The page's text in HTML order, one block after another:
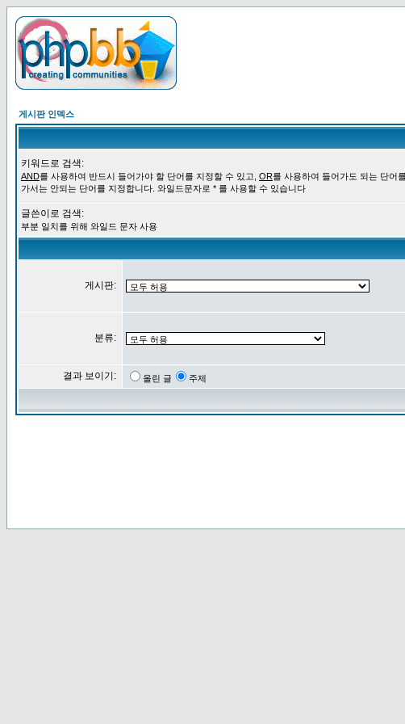
게시판 인덱스
키워드로 검색:
AND를 사용하여 반드시 들어가야 할 단어를 지정할 수 있고, OR를 사용하여 들어가도 되는 단어
가서는 안되는 단어를 지정합니다. 와일드문자로 * 를 사용할 수 있습니다
글쓴이로 검색:
부분 일치를 위해 와일드 문자 사용
게시판:
분류:
결과 보이기: 올린 글 주제